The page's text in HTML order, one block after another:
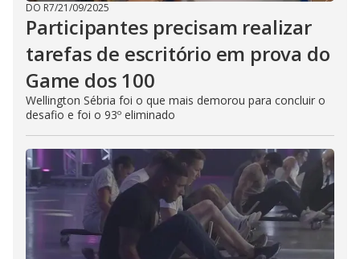
DO R7/21/09/2025
Participantes precisam realizar
tarefas de escritório em prova do
Game dos 100
Wellington Sébria foi o que mais demorou para concluir o
desafio e foi o 93º eliminado